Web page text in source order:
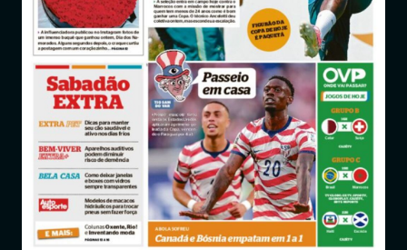
Entrar